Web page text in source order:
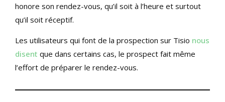
honore son rendez-vous, qu’il soit à l’heure et surtout
qu’il soit réceptif.
Les utilisateurs qui font de la prospection sur Tisio nous
disent que dans certains cas, le prospect fait même
l’effort de préparer le rendez-vous.